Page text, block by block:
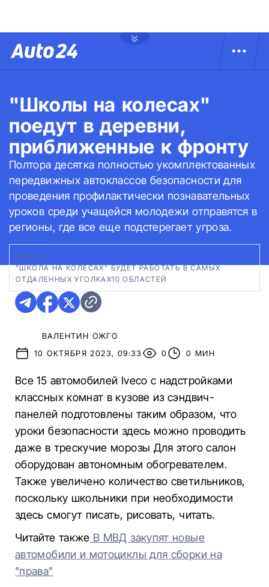
"Школы на колесах"
поедут в деревни,
приближенные к фронту
Полтора десятка полностью укомплектованных
передвижных автоклассов безопасности для
проведения профилактически познавательных
уроков среди учащейся молодежи отправятся в
регионы, где все еще подстерегает угроза.
ФОТО:
"ШКОЛА НА КОЛЕСАХ" БУДЕТ РАБОТАТЬ В САМЫХ
ОТДАЛЕННЫХ УГОЛКАХ10 ОБЛАСТЕЙ
ВАЛЕНТИН ОЖГО
10 ОКТЯБРЯ 2023, 09:33
0 0 МИН
Все 15 автомобилей Iveco с надстройками
классных комнат в кузове из сэндвич-
панелей подготовлены таким образом, что
уроки безопасности здесь можно проводить
даже в трескучие морозы Для этого салон
оборудован автономным обогревателем.
Также увеличено количество светильников,
поскольку школьники при необходимости
здесь смогут писать, рисовать, читать.
Читайте также В МВД закупят новые
автомобили и мотоциклы для сборки на
"права"